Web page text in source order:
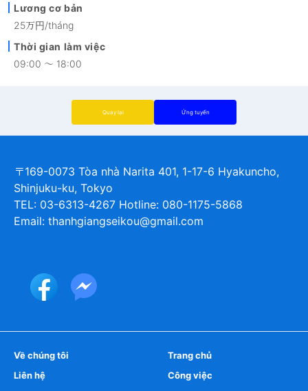
Lương cơ bản
25万円/tháng
Thời gian làm việc
09:00 ～ 18:00
Quay lại Ứng tuyển
〒169-0073 Tòa nhà Narita 401, 1-17-6 Hyakuncho,
Shinjuku-ku, Tokyo
TEL: 03-6313-4267 Hotline: 080-1175-5868
Email: thanhgiangseikou@gmail.com
Về chúng tôi
Liên hệ
Trang chủ
Công việc